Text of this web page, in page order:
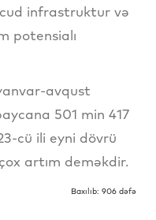
infrastruktur və
potensialı
avqust
501 min 417
cü ili eyni dövrü
artım deməkdir.
Baxılıb: 906 dəfə